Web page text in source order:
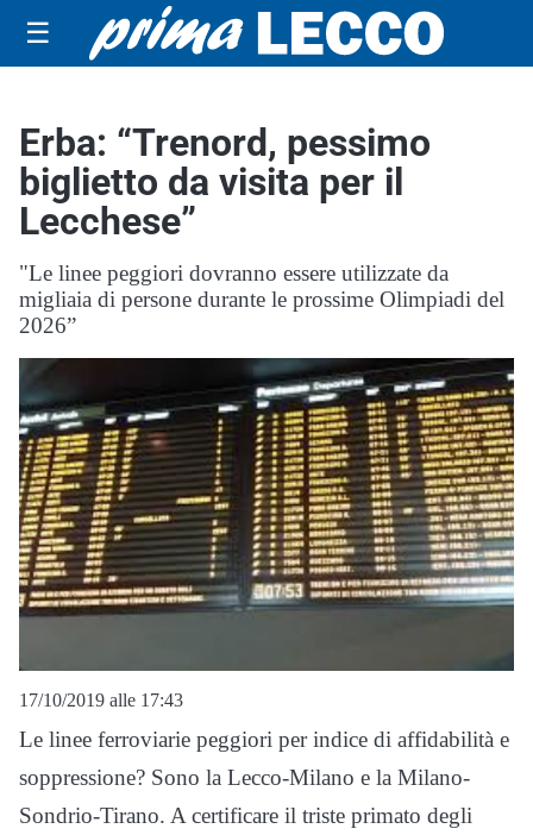
☰
Erba: “Trenord, pessimo
biglietto da visita per il
Lecchese”
"Le linee peggiori dovranno essere utilizzate da
migliaia di persone durante le prossime Olimpiadi del
2026”
17/10/2019 alle 17:43
Le linee ferroviarie peggiori per indice di affidabilità e
soppressione? Sono la Lecco-Milano e la Milano-
Sondrio-Tirano. A certificare il triste primato degli